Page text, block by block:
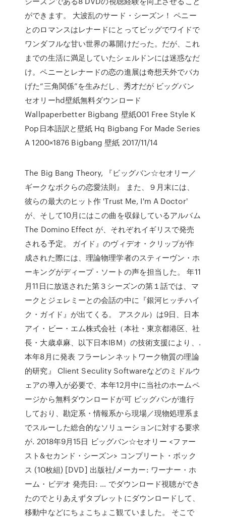
ができます。 大波乱のサード・シーズン！ ペニー
とのロマンスはレナードにとってビッグでワイドで
ワンダフルな甘い世界の幕開けだった。だが、これ
までの生活に満足していたシェルドンには迷惑なだ
け。ペニーとレナードの恋の進展は奇想天外でバカ
げた“三角関係”を生みだし、秀才だが ビッグバン
セオリーhd壁紙無料ダウンロード
Wallpaperbetter Bigbang 壁紙001 Free Style K
Pop日本語訳と壁紙 Hq Bigbang For Made Series
A 1200×1876 Bigbang 壁紙 2017/11/14
The Big Bang Theory, 『ビッグバン☆セオリー／
ギークなボクらの恋愛法則』 また、９月末には、
彼らの最大のヒット作 'Trust Me, I'm A Doctor'
が、そして10月にはこの曲を収録しているアルバム
The Domino Effect が、それぞれイギリスで発売
される予定。 ガイド』のヴィデオ・クリップが作
成された際には、理論物理学者のスティーヴン・ホ
ーキングがディープ・ソートの声を担当した。 年11
月11日に放送された第３シーズンの第１話では、マ
ークとジェレミーとの会話の中に『銀河ヒッチハイ
ク・ガイド』が出てくる。 アスクル）は9日、日本
アイ・ビー・エム株式会社（本社・東京都港区、社
長・大歳卓麻、以下日本IBM）の技術支援により、.
本年8月に発表 フラーレンネットワーク物質の理論
的研究』 Client Seculity Softwareなどのミドルウ
ェアの導入が必要で、本年12月中に当社のホームペ
ージから無料ダウンロードが可 ビッグバンが進行
しており、勘定系・情報系から現場／現物処理系ま
でスルーした総合的なソリューションに対する要求
が. 2018年9月15日 ビッグバン☆セオリー <ファー
スト&セカンド・シーズン> コンプリート・ボック
ス (10枚組) [DVD] 出版社/メーカー: ワーナー・ホ
ーム・ビデオ 発売日: … でダウンロード視聴ができ
たのでとりあえずタブレットにダウンロードして、
移動中などにちょこちょこ観ていました。 そこで